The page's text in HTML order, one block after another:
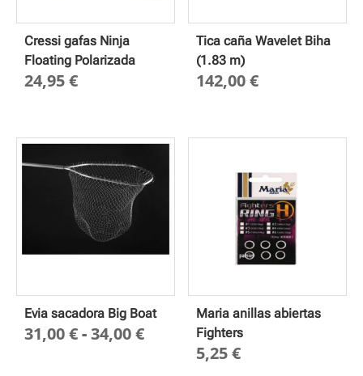
Cressi gafas Ninja
Floating Polarizada
24,95€
Tica caña Wavelet Biha
(1.83 m)
142,00€
Evia sacadora Big Boat
31,00€-34,00€Rango
Maria anillas abiertas
Fighters
5,25€